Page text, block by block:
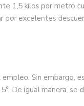
1,5 kilos por metro
por excelentes
empleo. Sin embargo,
De igual manera, se